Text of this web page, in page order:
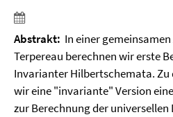
Abstrakt: In einer
Terpereau berechnen wir erste
Invarianter Hilbertschemata. Zu
wir eine "invariante" Version
zur Berechnung der